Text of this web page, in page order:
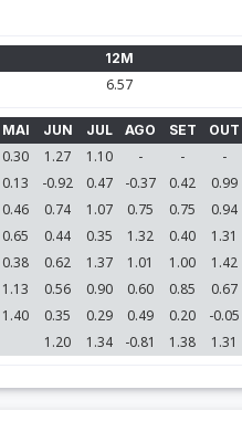
12M
6.57
MAI JUN JUL AGO SET OUT
0.30 1.27 1.10 - - -
0.13 -0.92 0.47 -0.37 0.42 0.99
0.46 0.74 1.07 0.75 0.75 0.94
0.65 0.44 0.35 1.32 0.40 1.31
0.38 0.62 1.37 1.01 1.00 1.42
1.13 0.56 0.90 0.60 0.85 0.67
1.40 0.35 0.29 0.49 0.20 -0.05
1.20 1.34 -0.81 1.38 1.31